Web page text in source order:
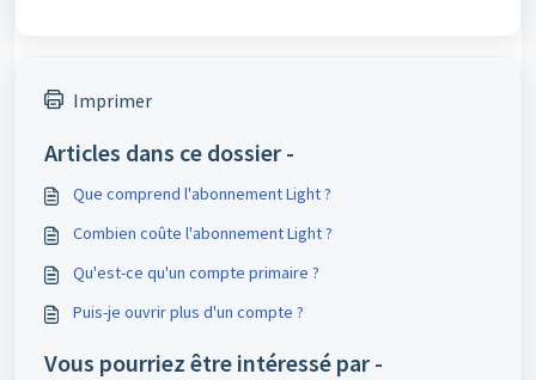
Imprimer
Articles dans ce dossier -
Que comprend l'abonnement Light ?
Combien coûte l'abonnement Light ?
Qu'est-ce qu'un compte primaire ?
Puis-je ouvrir plus d'un compte ?
Vous pourriez être intéressé par -